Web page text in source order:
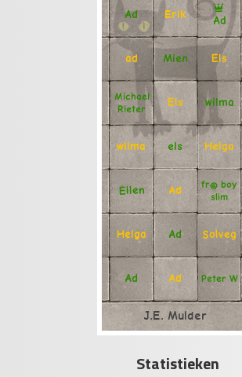
Ad Erik
Ad
ad Mien Els
Michael
Rieter
Els wilma
wilma els Helga
Ellen Ad fr@ boy
slim
Helga Ad Solveg
Ad Ad Peter W
J.E. Mulder
Statistieken